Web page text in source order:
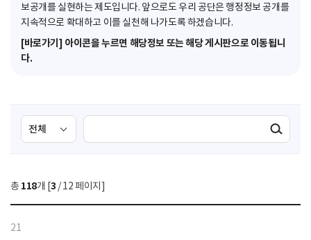
보공개를 실현하는 제도입니다. 앞으로도 우리 공단은 행정정보 공개를
지속적으로 확대하고 이를 실천해 나가도록 하겠습니다.
[바로가기] 아이콘을 누르면 해당정보 또는 해당 게시판으로 이동됩니
다.
검
색
선
택
색
검색실행
총 118개 [3 / 12 페이지]
21